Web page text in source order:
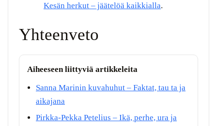
Kesän herkut – jäätelöä kaikkialla.
Yhteenveto
Aiheeseen liittyviä artikkeleita
Sanna Marinin kuvahuhut – Faktat, tau ta ja
aikajana
Pirkka-Pekka Petelius – Ikä, perhe, ura ja